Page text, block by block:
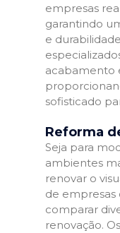
empresas
garantindo
e
acabamento
sofisticado
Reforma
Seja para
ambientes
renovar o
de empresas
comparar
renovação.